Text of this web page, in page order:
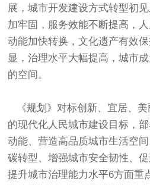
展，城市开发建设方式转型初
加牢固，服务效能不断提高，
动能加快转换，文化遗产有效
显，治理水平大幅提高，城市
的空间。
《规划》对标创新、宜居、
的现代化人民城市建设目标，
动能、营造高品质城市生活空
碳转型、增强城市安全韧性、促
提升城市治理能力水平6方面重